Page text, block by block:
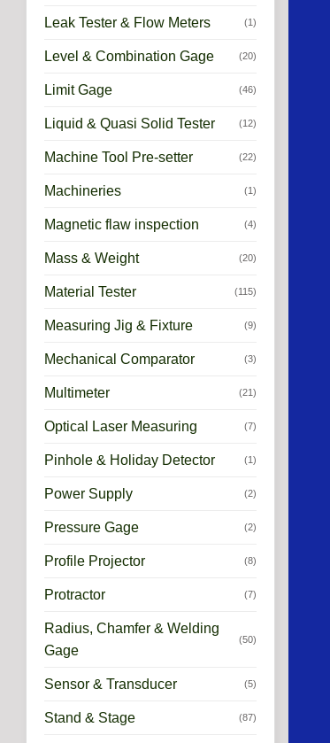
Leak Tester & Flow Meters (1)
Level & Combination Gage (20)
Limit Gage (46)
Liquid & Quasi Solid Tester (12)
Machine Tool Pre-setter (22)
Machineries (1)
Magnetic flaw inspection (4)
Mass & Weight (20)
Material Tester (115)
Measuring Jig & Fixture (9)
Mechanical Comparator (3)
Multimeter (21)
Optical Laser Measuring (7)
Pinhole & Holiday Detector (1)
Power Supply (2)
Pressure Gage (2)
Profile Projector (8)
Protractor (7)
Radius, Chamfer & Welding
Gage
(50)
Sensor & Transducer (5)
Stand & Stage (87)